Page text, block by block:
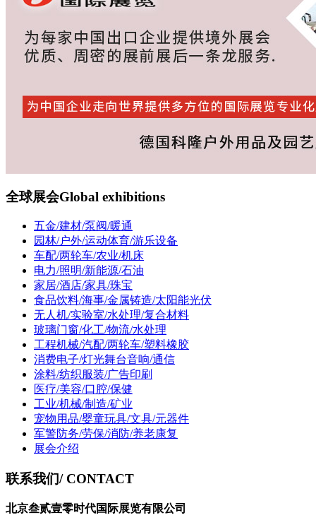
全球展会Global exhibitions
五金/建材/泵阀/暖通
园林/户外/运动体育/游乐设备
车配/两轮车/农业/机床
电力/照明/新能源/石油
家居/酒店/家具/珠宝
食品饮料/海事/金属铸造/太阳能光伏
无人机/实验室/水处理/复合材料
玻璃门窗/化工/物流/水处理
工程机械/汽配/两轮车/塑料橡胶
消费电子/灯光舞台音响/通信
涂料/纺织服装/广告印刷
医疗/美容/口腔/保健
工业/机械/制造/矿业
宠物用品/婴童玩具/文具/元器件
军警防务/劳保/消防/养老康复
展会介绍
联系我们/ CONTACT
北京叁贰壹零时代国际展览有限公司